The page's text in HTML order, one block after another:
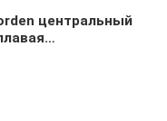
центральный